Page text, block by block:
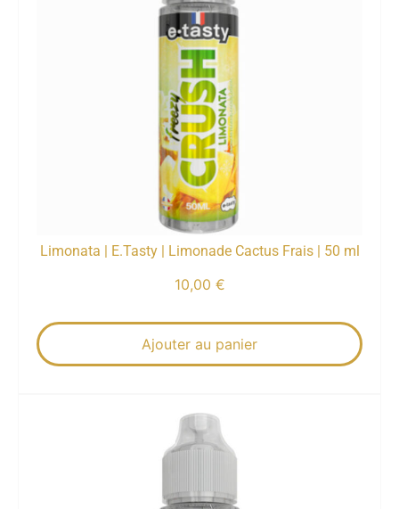
Limonata | E.Tasty | Limonade Cactus Frais | 50 ml
10,00 €
Ajouter au panier